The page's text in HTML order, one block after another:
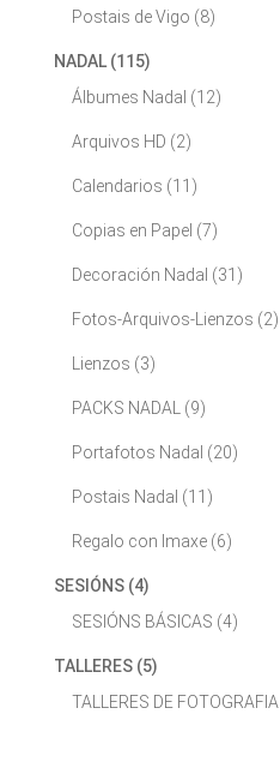
Postais de Vigo (8)
NADAL (115)
Álbumes Nadal (12)
Arquivos HD (2)
Calendarios (11)
Copias en Papel (7)
Decoración Nadal (31)
Fotos-Arquivos-Lienzos (2)
Lienzos (3)
PACKS NADAL (9)
Portafotos Nadal (20)
Postais Nadal (11)
Regalo con Imaxe (6)
SESIÓNS (4)
SESIÓNS BÁSICAS (4)
TALLERES (5)
TALLERES DE FOTOGRAFIA